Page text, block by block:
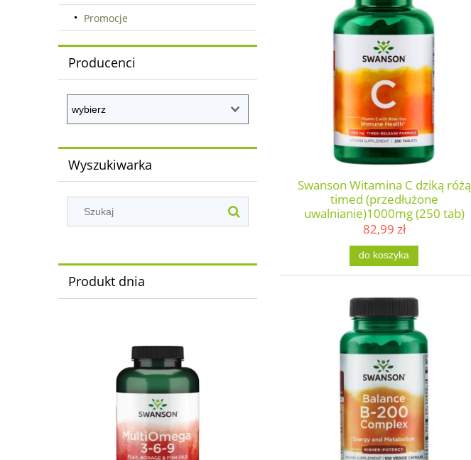
Promocje
Producenci
Wyszukiwarka
Produkt dnia
Swanson Witamina C dziką różą
timed (przedłużone
uwalnianie)1000mg (250 tab)
82,99 zł
do koszyka